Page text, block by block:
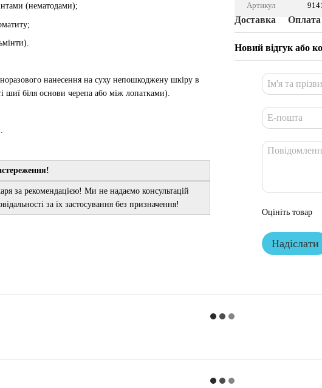
(нематодами);
нанесення на суху непошкоджену шкіру в
шиї біля основи черепа або між лопатками).
за рекомендацією! Ми не надаємо консультацій
за їх застосування без призначення!
Артикул
Доставка Оплата
Новий відгук або
Оцініть товар
Надіслати